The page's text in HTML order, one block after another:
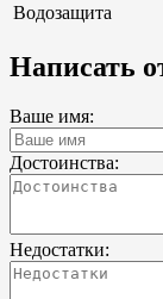
Водозащита
Написать
Ваше имя:
Достоинства:
Недостатки: